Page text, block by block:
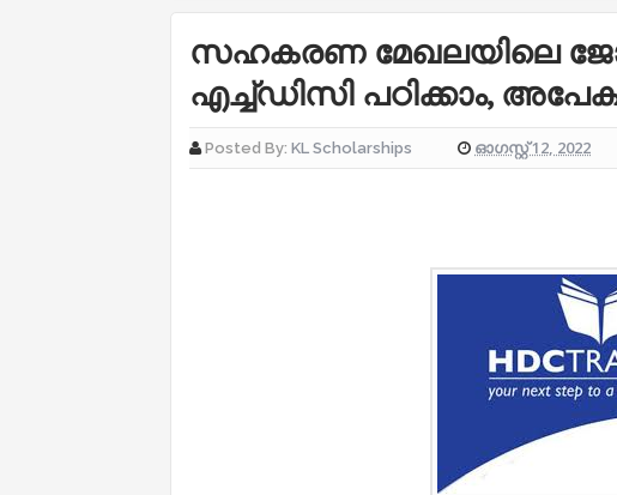
സഹകരണ മേഖലയിലെ
എച്ച്ഡിസി പഠിക്കാം,
Posted By: KL Scholarships ഓഗസ്റ്റ് 12, 2022